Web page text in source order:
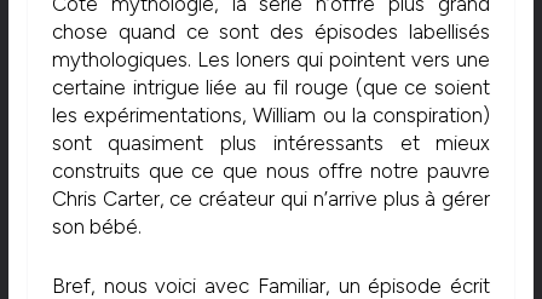
chose quand ce sont des épisodes labellisés
mythologiques. Les loners qui pointent vers une
certaine intrigue liée au fil rouge (que ce soient
les expérimentations, William ou la conspiration)
sont quasiment plus intéressants et mieux
construits que ce que nous offre notre pauvre
Chris Carter, ce créateur qui n’arrive plus à gérer
son bébé.
Bref, nous voici avec Familiar, un épisode écrit